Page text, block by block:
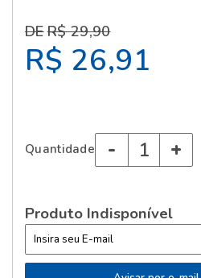
R$ 29,90
R$ 26,91
Quantidade - +
Produto Indisponível